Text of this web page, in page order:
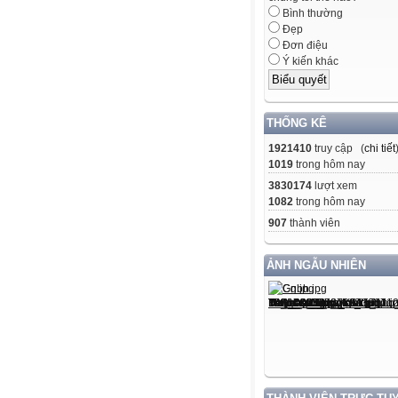
Bình thường
Đẹp
Đơn điệu
Ý kiến khác
THỐNG KÊ
1921410 truy cập (chi tiết)
1019 trong hôm nay
3830174 lượt xem
1082 trong hôm nay
907 thành viên
ẢNH NGẪU NHIÊN